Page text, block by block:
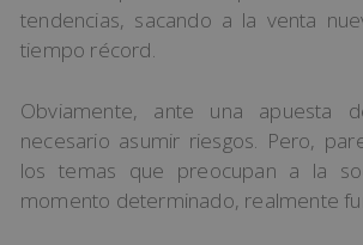
tendencias, sacando a la venta
tiempo récord.
Obviamente, ante una apuesta
necesario asumir riesgos. Pero,
los temas que preocupan a la
momento determinado, realmente